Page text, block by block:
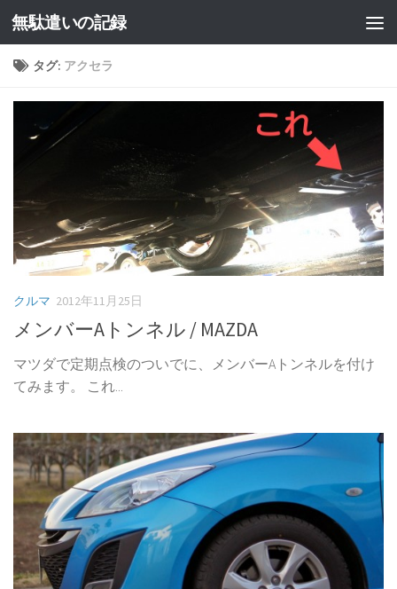
コンテンツへスキップ
無駄遣いの記録
タグ: アクセラ
クルマ 2012年11月25日
メンバーAトンネル / MAZDA
マツダで定期点検のついでに、メンバーAトンネルを付け
てみます。 これ...